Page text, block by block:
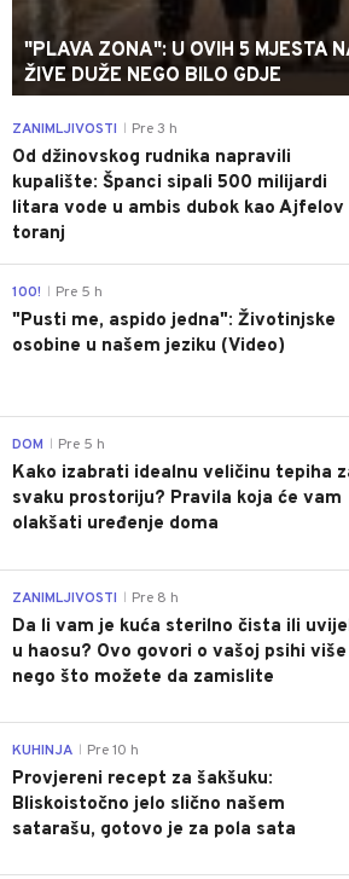
"PLAVA ZONA": U OVIH 5 MJESTA
ŽIVE DUŽE NEGO BILO GDJE
ZANIMLJIVOSTI Pre 3 h
Od džinovskog rudnika napravili
kupalište: Španci sipali 500 milijardi
litara vode u ambis dubok kao Ajfelov
toranj
100! Pre 5 h
"Pusti me, aspido jedna": Životinjske
osobine u našem jeziku (Video)
DOM Pre 5 h
Kako izabrati idealnu veličinu tepiha
svaku prostoriju? Pravila koja će vam
olakšati uređenje doma
ZANIMLJIVOSTI Pre 8 h
Da li vam je kuća sterilno čista ili
u haosu? Ovo govori o vašoj psihi više
nego što možete da zamislite
KUHINJA Pre 10 h
Provjereni recept za šakšuku:
Bliskoistočno jelo slično našem
satarašu, gotovo je za pola sata